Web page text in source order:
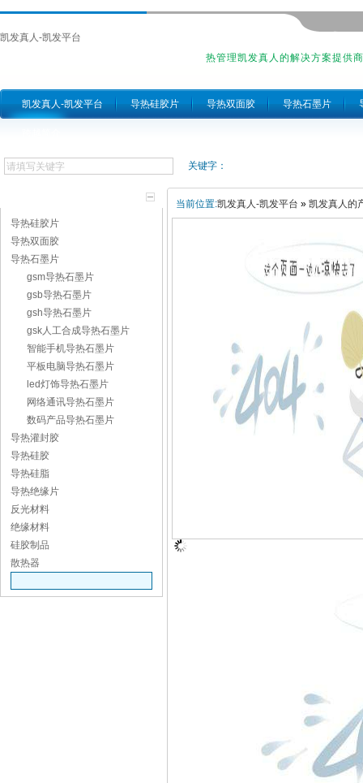
凯发真人-凯发平台
热管理凯发真人的解决方案提供商
凯发真人-凯发平台 导热硅胶片 导热双面胶 导热石墨片
关键字：
导热硅胶片
导热双面胶
导热石墨片
gsm导热石墨片
gsb导热石墨片
gsh导热石墨片
gsk人工合成导热石墨片
智能手机导热石墨片
平板电脑导热石墨片
led灯饰导热石墨片
网络通讯导热石墨片
数码产品导热石墨片
导热灌封胶
导热硅胶
导热硅脂
导热绝缘片
反光材料
绝缘材料
硅胶制品
散热器
当前位置:凯发真人-凯发平台 » 凯发真人的